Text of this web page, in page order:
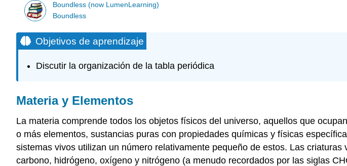
Boundless (now LumenLearning)
Boundless
Objetivos de aprendizaje
Discutir la organización de la tabla periódica
Materia y Elementos
La materia comprende todos los objetos físicos del universo, aquellos que
o más elementos, sustancias puras con propiedades químicas y físicas
sistemas vivos utilizan un número relativamente pequeño de estos. Las
carbono, hidrógeno, oxígeno y nitrógeno (a menudo recordados por las siglas